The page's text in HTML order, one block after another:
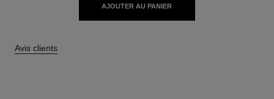
AJOUTER AU PANIER
Avis clients